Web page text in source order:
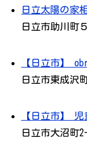
日立太陽の家
日立市助川町
【日立市】
日立市東成沢
【日立市】
日立市大沼町